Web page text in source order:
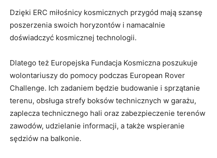
Dzięki ERC miłośnicy kosmicznych przygód mają szansę
poszerzenia swoich horyzontów i namacalnie
doświadczyć kosmicznej technologii.
Dlatego też Europejska Fundacja Kosmiczna poszukuje
wolontariuszy do pomocy podczas European Rover
Challenge. Ich zadaniem będzie budowanie i sprzątanie
terenu, obsługa strefy boksów technicznych w garażu,
zaplecza technicznego hali oraz zabezpieczenie terenów
zawodów, udzielanie informacji, a także wspieranie
sędziów na balkonie.